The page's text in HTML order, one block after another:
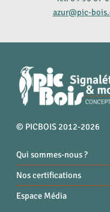
azur@pic-
© PICBOIS 2012-2026
Qui sommes-nous ?
Nos certifications
Espace Média